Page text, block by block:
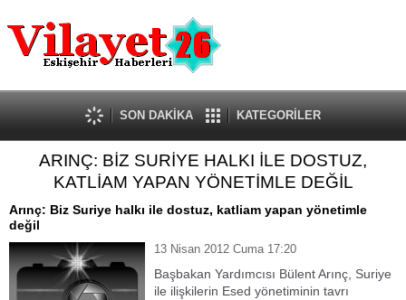
Güncel
Ekonomi
Politika
Eğitim
Spor
Kültür-Sanat
Röportaj
Tanıtım Yazısı
SON DAKİKA KATEGORİLER
ARINÇ: BİZ SURİYE HALKI İLE DOSTUZ,
KATLİAM YAPAN YÖNETİMLE DEĞİL
Arınç: Biz Suriye halkı ile dostuz, katliam yapan yönetimle
değil
13 Nisan 2012 Cuma 17:20
Başbakan Yardımcısı Bülent Arınç, Suriye
ile ilişkilerin Esed yönetiminin tavrı